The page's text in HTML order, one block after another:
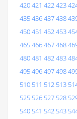
420421 422423
435436437438
450451 452453
465466467468
480481 482483
495496497498
510 511 512 513
525 526 527 528
540 541 542 543